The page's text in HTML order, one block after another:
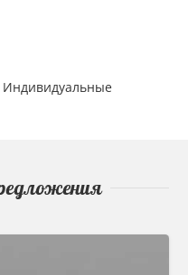
Индивидуальные